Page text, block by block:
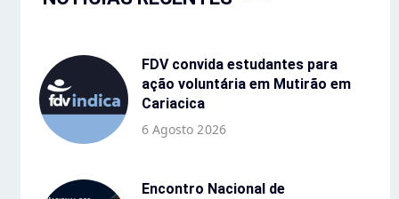
FDV convida estudantes para
ação voluntária em Mutirão em
Cariacica
6 Agosto 2026
Encontro Nacional de